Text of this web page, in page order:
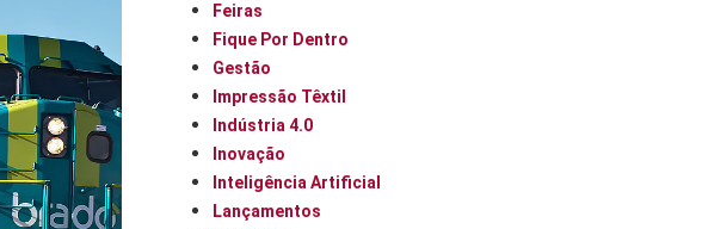
Feiras
Fique Por Dentro
Gestão
Impressão Têxtil
Indústria 4.0
Inovação
Inteligência Artificial
Lançamentos